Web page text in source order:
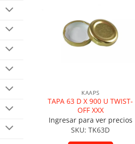
KAAPS
TAPA 63 D X 900 U TWIST-
OFF XXX
Ingresar para ver precios
SKU: TK63D